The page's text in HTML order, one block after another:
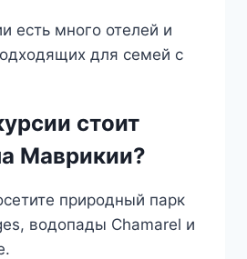
есть много отелей и
для семей с
стоит
Маврикии?
природный парк
водопады Chamarel и